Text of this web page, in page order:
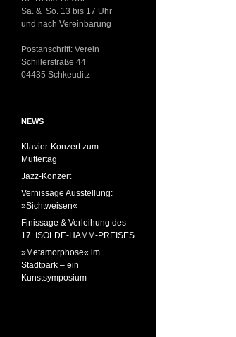
Sa. & So. 13 bis 17 Uhr
und nach Vereinbarung
Postanschrift: Verein
Schillerstraße 44
04435 Schkeuditz
NEWS
Klavier-Konzert zum
Muttertag
Jazz-Konzert
Vernissage Ausstellung:
»Sichtweisen«
Finissage & Verleihung des
17. ISOLDE-HAMM-PREISES
»Metamorphose« im
Stadtpark – ein
Kunstsymposium